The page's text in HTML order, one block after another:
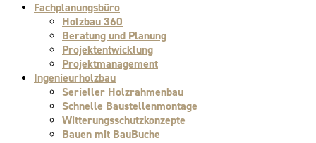
Fachplanungsbüro
Holzbau 360
Beratung und Planung
Projektentwicklung
Projektmanagement
Ingenieurholzbau
Serieller Holzrahmenbau
Schnelle Baustellenmontage
Witterungsschutzkonzepte
Bauen mit BauBuche